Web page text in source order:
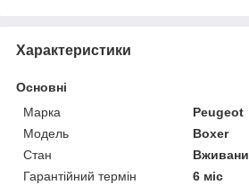
Характеристики
Основні
Марка
Peugeot
Модель
Boxer
Стан
Гарантійний термін
6 міс